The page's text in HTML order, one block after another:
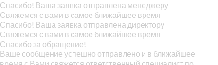
Спасибо! Ваша заявка отправлена менеджеру
Свяжемся с вами в самое ближайшее время
Спасибо! Ваша заявка отправлена директору
Свяжемся с вами в самое ближайшее время
Спасибо за обращение!
Ваше сообщение успешно отправлено и в ближайшее